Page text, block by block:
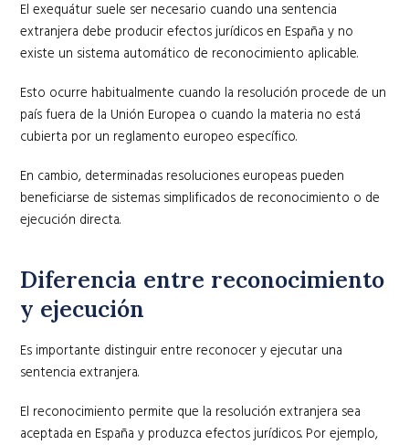
El exequátur suele ser necesario cuando una sentencia
extranjera debe producir efectos jurídicos en España y no
existe un sistema automático de reconocimiento aplicable.
Esto ocurre habitualmente cuando la resolución procede de un
país fuera de la Unión Europea o cuando la materia no está
cubierta por un reglamento europeo específico.
En cambio, determinadas resoluciones europeas pueden
beneficiarse de sistemas simplificados de reconocimiento o de
ejecución directa.
Diferencia entre reconocimiento
y ejecución
Es importante distinguir entre reconocer y ejecutar una
sentencia extranjera.
El reconocimiento permite que la resolución extranjera sea
aceptada en España y produzca efectos jurídicos. Por ejemplo,